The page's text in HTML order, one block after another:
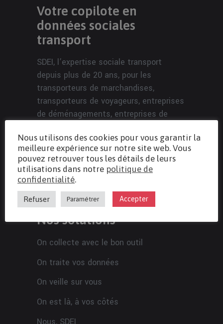
Votre copilote en
données sociales
transport
SDEI, l’expertise sociale transport
depuis plus de 20 ans, pour les
transporteurs de marchandises,
transporteurs de voyageurs, entreprises
de déménagements, entreprises de
De lacollecte de la donnée
chronotachygraphejusqu’àla paye
transport!
Nos solutions
On collecte avec le bon outil
On traite vos données
On veille sur vous
On est là, à vos côtés
Nous, SDEI
Nous utilisons des cookies pour vous garantir la
meilleure expérience sur notre site web. Vous
pouvez retrouver tous les détails de leurs
utilisations dans notre politique de
confidentialité.
Refuser Paramétrer Accepter